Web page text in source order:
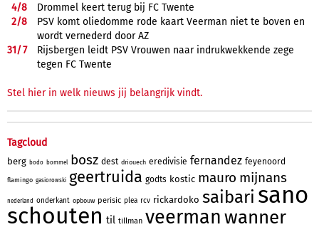
4/8
Drommel keert terug bij FC Twente
2/8
PSV komt oliedomme rode kaart Veerman niet te boven en
wordt vernederd door AZ
31/7
Rijsbergen leidt PSV Vrouwen naar indrukwekkende zege
tegen FC Twente
Stel hier in welk nieuws jij belangrijk vindt.
Tagcloud
berg bodo bommel bosz dest driouech eredivisie fernandez feyenoord
flamingo gasiorowski geertruida godts kostic mauro mijnans
nederland onderkant opbouw perisic plea rcv rickardoko saibari sano
schouten til tillman veermanwanner